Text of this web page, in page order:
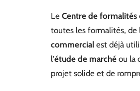
Le Centre de formalités
toutes les formalités, de
commercial est déjà
l’étude de marché ou la
projet solide et de